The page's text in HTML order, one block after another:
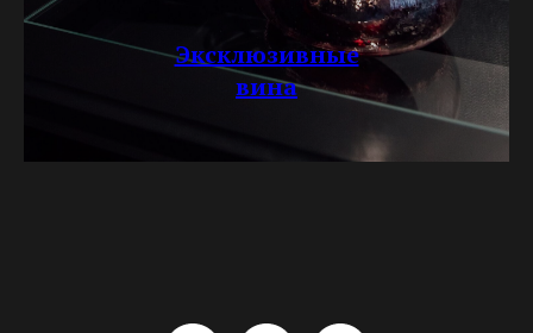
Эксклюзивные
вина